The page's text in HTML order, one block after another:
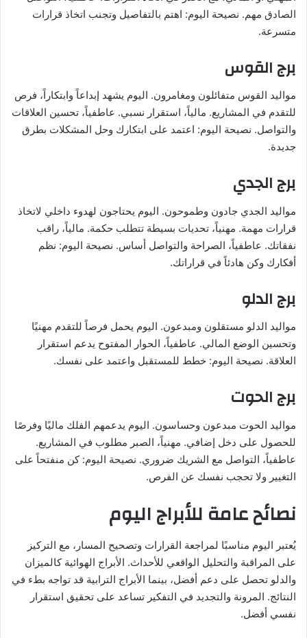
الصادق مهم. نصيحة اليوم: اهتم بالتفاصيل وتجنب اتخاذ قرارات
متسرعة.
برج القوس
مواليد القوس متفائلون ومغامرون. اليوم يشهد إبداعاً وابتكاراً، فرص
للتقدم في المشاريع. مالياً، استقرار نسبي. عاطفياً، تحسين العلاقات
والتواصل. نصيحة اليوم: اعتمد على ابتكارك وحل المشكلات بطرق
جديدة.
برج الجدي
مواليد الجدي جادون وطموحون. اليوم يحتاجون لهدوء داخلي لاتخاذ
قرارات مهمة. مهنياً، تحديات بسيطة تتطلب حكمة. مالياً، راقب
نفقاتك. عاطفياً، الصراحة والتواصل أساس. نصيحة اليوم: نظم
أفكارك وكن هادئاً في قراراتك.
برج الدلو
مواليد الدلو مستقلون ومبدعون. اليوم يحمل فرصاً للتقدم مهنيًا
وتحسين الوضع المالي. عاطفياً، الحوار المفتوح يدعم استقرار
العلاقة. نصيحة اليوم: خطط للمستقبل واعتمد على نفسك.
برج الحوت
مواليد الحوت مبدعون وحساسون. اليوم يدعمهم الفلك ماليًا وفرصًا
للحصول على دخل إضافي. مهنياً، الصبر مطلوب في المشاريع.
عاطفياً، التواصل مع الشريك ضروري. نصيحة اليوم: كن منفتحاً على
التغيير ولا تحجب نفسك عن الفرص.
نصائح عامة للأبراج اليوم
يُعتبر اليوم مناسبًا لمراجعة القرارات وتصحيح المسار، مع التركيز
على المراقبة والتحليل الواقعي للأحداث. الأبراج الهوائية كالميزان
والدلو تحصل على دعم أفضل، بينما الأبراج الترابية قد تواجه بطء في
النتائج. المرونة والتجديد في التفكير تساعد على تحقيق استقرار
نفسي أفضل.